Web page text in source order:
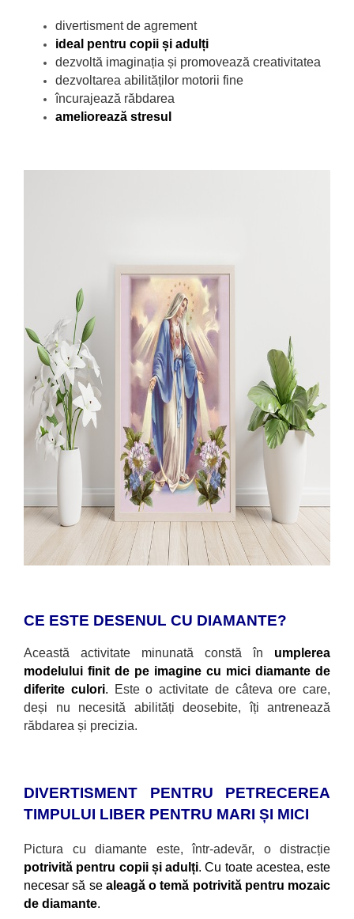
divertisment de agrement
ideal pentru copii și adulți
dezvoltă imaginația și promovează creativitatea
dezvoltarea abilităților motorii fine
încurajează răbdarea
ameliorează stresul
CE ESTE DESENUL CU DIAMANTE?
Această activitate minunată constăîn umplerea
modelului finit de pe imagine cu mici diamante de
diferite culori. Este o activitate de câteva ore care,
deși nu necesită abilități deosebite, îți antrenează
răbdarea și precizia.
DIVERTISMENT PENTRU PETRECEREA
TIMPULUI LIBER PENTRU MARI ȘI MICI
Pictura cu diamante este, într-adevăr, o distracție
potrivită pentru copii și adulți. Cu toate acestea, este
necesar să se aleagă o temă potrivită pentru mozaic
de diamante.